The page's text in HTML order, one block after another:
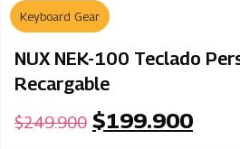
Keyboard Gear
NUX NEK-100 Teclado
Recargable
$249.900 $199.900